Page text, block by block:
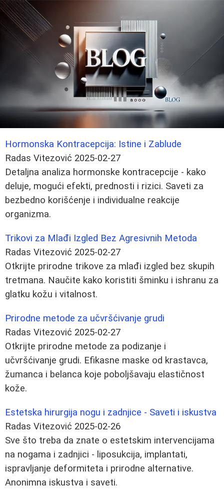
Hormonska Kontracepcija: Istine i Zablude
Radas Vitezović 2025-02-27
Detaljna analiza hormonske kontracepcije - kako
deluje, mogući efekti, prednosti i rizici. Saveti za
bezbedno korišćenje i individualne reakcije
organizma.
Trikovi za Mlađi Izgled Bez Agresivnih Metoda
Radas Vitezović 2025-02-27
Otkrijte prirodne trikove za mlađi izgled bez skupih
tretmana. Naučite kako koristiti šminku i ishranu za
glatku kožu i vitalnost.
Prirodne metode za učvršćivanje grudi
Radas Vitezović 2025-02-27
Otkrijte prirodne metode za podizanje i
učvršćivanje grudi. Efikasne maske od krastavca,
žumanca i belanca koje poboljšavaju elastičnost
kože.
Estetska hirurgija nogu i zadnjice - Saveti i iskustva
Radas Vitezović 2025-02-26
Sve što treba da znate o estetskim intervencijama
na nogama i zadnjici - liposukcija, implantati,
ispravljanje deformiteta i prirodne alternative.
Anonimna iskustva i saveti.